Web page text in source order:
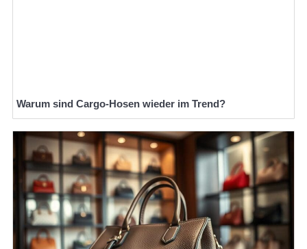
Warum sind Cargo-Hosen wieder im Trend?